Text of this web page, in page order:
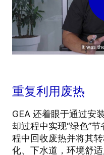
重复利用废热
GEA 还着眼于通过安
却过程中实现“绿色”
程中回收废热并将其
化、下水道，环境舒